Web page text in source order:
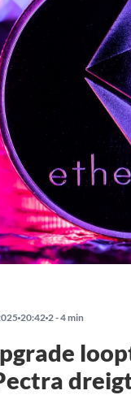
20:42 2 - 4 min